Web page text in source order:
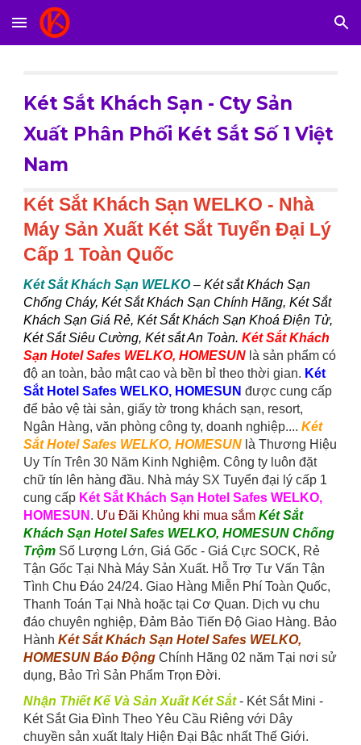
Skip to main content Skip to navigation
Két Sắt Khách Sạn - Cty Sản
Xuất Phân Phối Két Sắt Số 1 Việt
Nam
Két Sắt Khách Sạn WELKO - Nhà
Máy Sản Xuất Két Sắt Tuyển Đại Lý
Cấp 1 Toàn Quốc
Két Sắt Khách Sạn WELKO– Két sắt Khách Sạn
Chống Cháy, Két Sắt Khách Sạn Chính Hãng, Két Sắt
Khách Sạn Giá Rẻ, Két Sắt Khách Sạn Khoá Điện Tử,
Két Sắt Siêu Cường, Két sắt An Toàn.Két Sắt Khách
Sạn Hotel Safes WELKO, HOMESUN là sản phẩm có
độ an toàn, bảo mật cao và bền bỉ theo thời gian. Két
Sắt Hotel Safes WELKO, HOMESUN được cung cấp
để bảo vệ tài sản, giấy tờ trong khách sạn, resort,
Ngân Hàng, văn phòng công ty, doanh nghiệp....Két
Sắt Hotel Safes WELKO, HOMESUN là Thương Hiệu
Uy Tín Trên 30 Năm Kinh Nghiệm. Công ty luôn đặt
chữ tín lên hàng đầu. Nhà máy SX Tuyển đại lý cấp 1
cung cấp Két Sắt Khách Sạn Hotel Safes WELKO,
HOMESUN . Ưu Đãi Khủng khi mua sắm Két Sắt
Khách Sạn Hotel Safes WELKO, HOMESUN Chống
Trộm Số Lượng Lớn, Giá Gốc - Giá Cực SOCK, Rẻ
Tận Gốc Tại Nhà Máy Sản Xuất. Hỗ Trợ Tư Vấn Tận
Tình Chu Đáo 24/24. Giao Hàng Miễn Phí Toàn Quốc,
Thanh Toán Tại Nhà hoặc tại Cơ Quan. Dịch vụ chu
đáo chuyên nghiệp, Đảm Bảo Tiến Độ Giao Hàng. Bảo
HànhKét Sắt Khách Sạn Hotel Safes WELKO,
HOMESUN Báo Động Chính Hãng 02 năm Tại nơi sử
dụng, Bảo Trì Sản Phẩm Trọn Đời.
Nhận Thiết Kế Và Sản Xuất Két Sắt- Két Sắt Mini -
Két Sắt Gia Đình Theo Yêu Cầu Riêng với Dây
chuyền sản xuất Italy Hiện Đại Bậc nhất Thế Giới.